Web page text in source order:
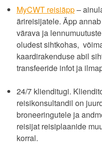
MyCWT reisiäpp–
ärireisijatele. Äpp
värava ja
oludest sihtkohas,
kaardirakenduse abil
transfeeride infot ja
24/7 klienditugi.
reisikonsultandil on
broneeringutele ja
reisijat reisiplaanide
korral.